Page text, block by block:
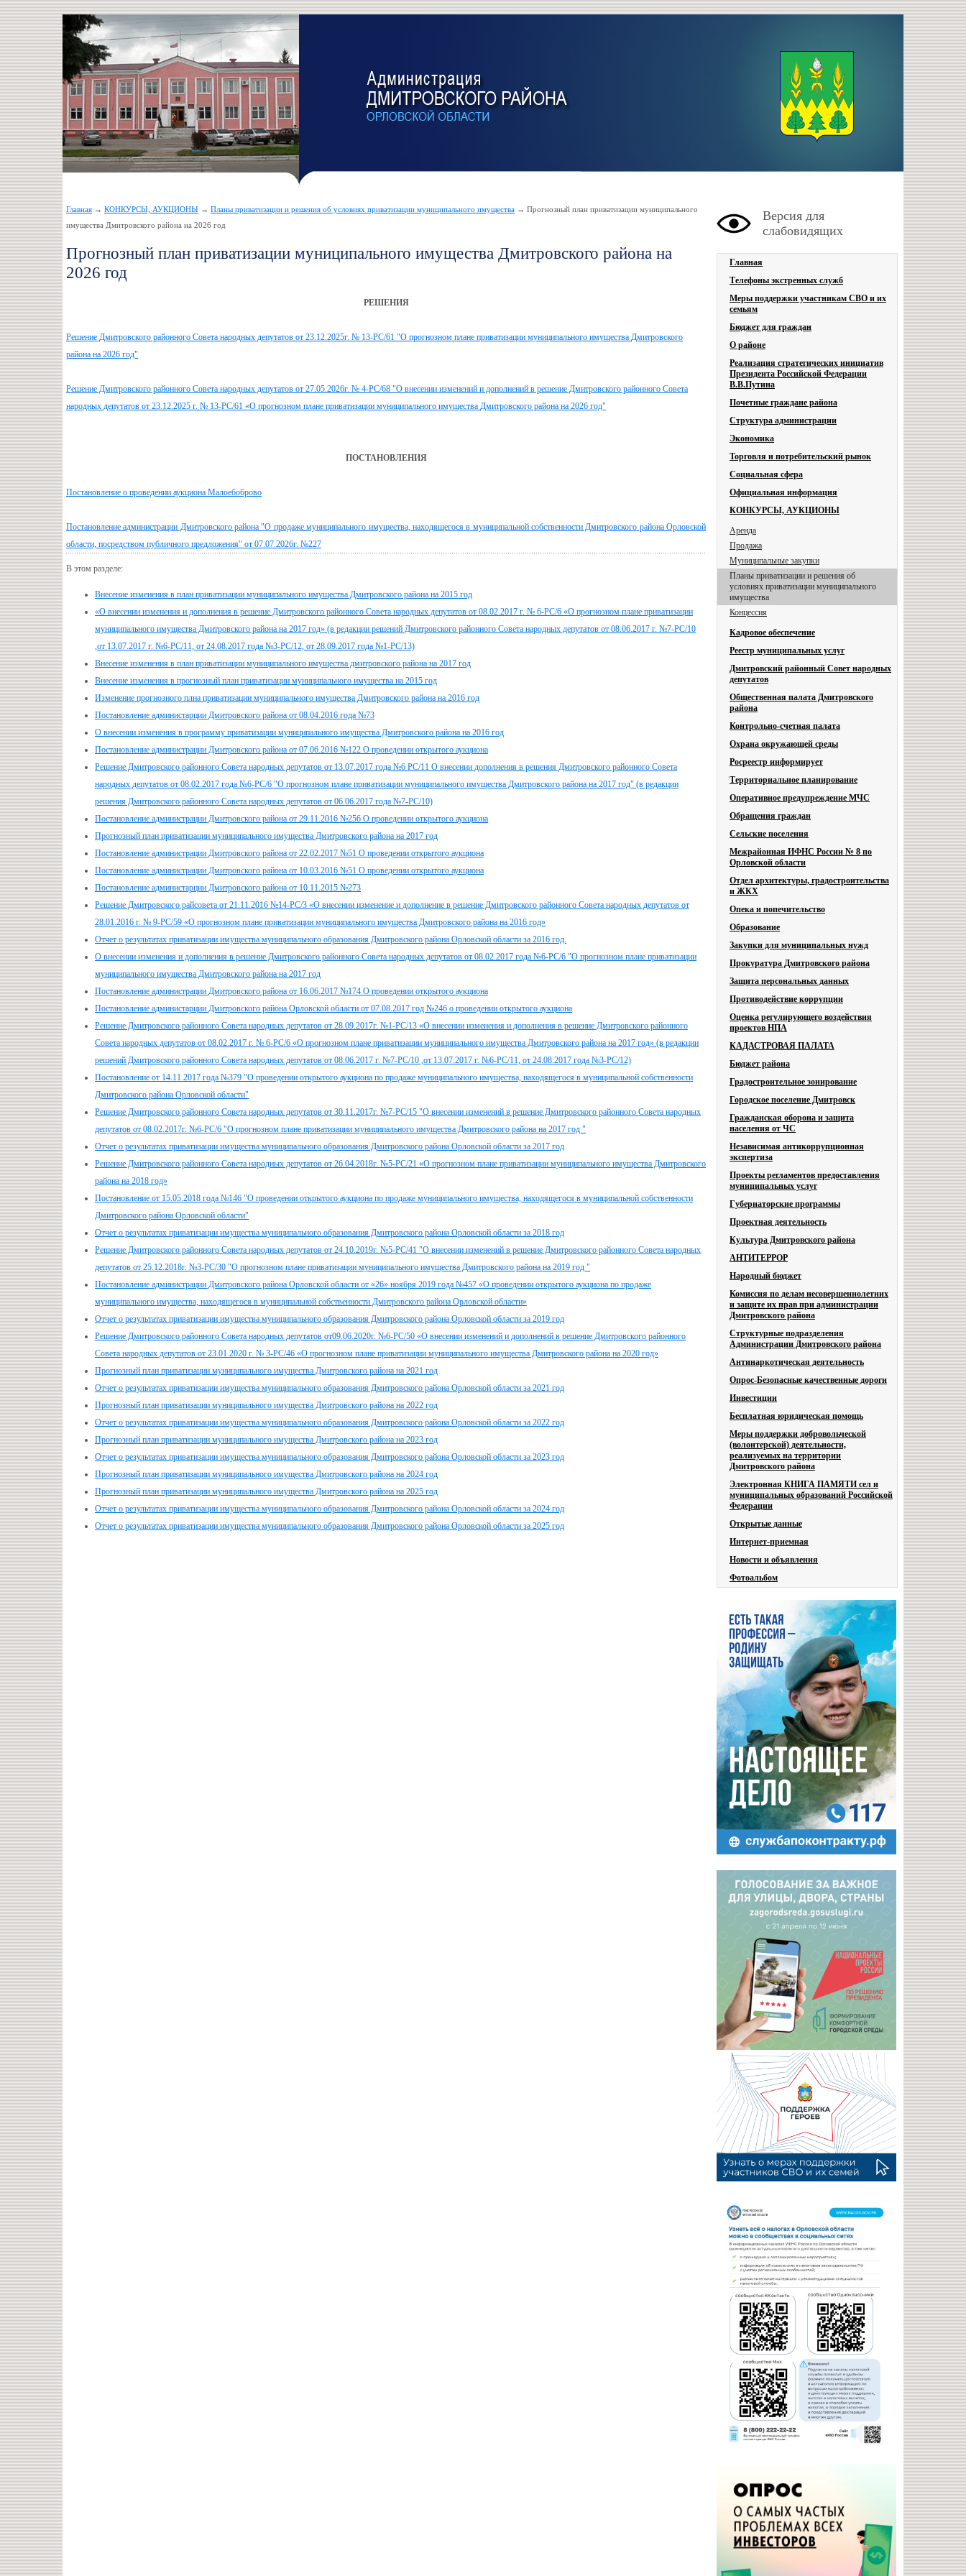
Главная → КОНКУРСЫ, АУКЦИОНЫ → Планы приватизации и решения об условиях приватизации муниципального имущества → Прогнозный план приватизации муниципального
имущества Дмитровского района на 2026 год
Прогнозный план приватизации муниципального имущества Дмитровского района на
2026 год
РЕШЕНИЯ
Решение Дмитровского районного Совета народных депутатов от 23.12.2025г. № 13-РС/61 "О прогнозном плане приватизации муниципального имущества Дмитровского
района на 2026 год"
Решение Дмитровского районного Совета народных депутатов от 27.05.2026г. № 4-РС/68 "О внесении изменений и дополнений в решение Дмитровского районного Совета
народных депутатов от 23.12.2025 г. № 13-РС/61 «О прогнозном плане приватизации муниципального имущества Дмитровского района на 2026 год"
ПОСТАНОВЛЕНИЯ
Постановление о проведении аукциона Малоебоброво
Постановление администрации Дмитровского района "О продаже муниципального имущества, находящегося в муниципальной собственности Дмитровского района Орловской
области, посредством публичного предложения" от 07.07.2026г. №227
В этом разделе:
Внесение изменения в план приватизации муниципального имущества Дмитровского района на 2015 год
«О внесении изменения и дополнения в решение Дмитровского районного Совета народных депутатов от 08.02.2017 г. № 6-РС/6 «О прогнозном плане приватизации
муниципального имущества Дмитровского района на 2017 год» (в редакции решений Дмитровского районного Совета народных депутатов от 08.06.2017 г. №7-РС/10
,от 13.07.2017 г. №6-РС/11, от 24.08.2017 года №3-РС/12, от 28.09.2017 года №1-РС/13)
Внесение изменения в план приватизации муниципального имущества дмитровского района на 2017 год
Внесение изменения в прогнозный план приватизации муниципального имущества на 2015 год
Изменение прогнозного плна приватизации муниципального имущества Дмитровского района на 2016 год
Постановление администарции Дмитровского района от 08.04.2016 года №73
О внесении изменения в программу приватизации муниципального имущества Дмитровского района на 2016 год
Постановление администрации Дмитровского района от 07.06.2016 №122 О проведении открытого аукциона
Решение Дмитровского районного Совета народных депутатов от 13.07.2017 года №6 РС/11 О внесении дополнения в решения Дмитровского районного Совета
народных депутатов от 08.02.2017 года №6-РС/6 "О прогнозном плане приватизации муниципального имущества Дмитровского района на 2017 год" (в редакции
решения Дмитровского районного Совета народных депутатов от 06.06.2017 года №7-РС/10)
Постановление администрации Дмитровского района от 29.11.2016 №256 О проведении открытого аукциона
Прогнозный план приватизации муниципального имущества Дмитровского района на 2017 год
Постановление администрации Дмитровского района от 22.02.2017 №51 О проведении открытого аукциона
Постановление администрации Дмитровского района от 10.03.2016 №51 О проведении открытого аукциона
Постановление администарции Дмитровского района от 10.11.2015 №273
Решение Дмитровского райсовета от 21.11.2016 №14-РС/3 «О внесении изменение и дополнение в решение Дмитровского районного Совета народных депутатов от
28.01.2016 г. № 9-РС/59 «О прогнозном плане приватизации муниципального имущества Дмитровского района на 2016 год»
Отчет о результатах приватизации имущества муниципального образования Дмитровского района Орловской области за 2016 год.
О внесении изменения и дополнения в решение Дмитровского районного Совета народных депутатов от 08.02.2017 года №6-РС/6 "О прогнозном плане приватизации
муниципального имущества Дмитровского района на 2017 год
Постановление администрации Дмитровского района от 16.06.2017 №174 О проведении открытого аукциона
Постановление администарции Дмитровского района Орловской области от 07.08.2017 год №246 о проведении открытого аукциона
Решение Дмитровского районного Совета народных депутатов от 28.09.2017г. №1-РС/13 «О внесении изменения и дополнения в решение Дмитровского районного
Совета народных депутатов от 08.02.2017 г. № 6-РС/6 «О прогнозном плане приватизации муниципального имущества Дмитровского района на 2017 год» (в редакции
решений Дмитровского районного Совета народных депутатов от 08.06.2017 г. №7-РС/10 ,от 13.07.2017 г. №6-РС/11, от 24.08.2017 года №3-РС/12)
Постановление от 14.11.2017 года №379 "О проведении открытого аукциона по продаже муниципального имущества, находящегося в муниципальной собственности
Дмитровского района Орловской области"
Решение Дмитровского районного Совета народных депутатов от 30.11.2017г. №7-РС/15 "О внесении изменений в решение Дмитровского районного Совета народных
депутатов от 08.02.2017г. №6-РС/6 "О прогнозном плане приватизации муниципального имущества Дмитровского района на 2017 год "
Отчет о результатах приватизации имущества муниципального образования Дмитровского района Орловской области за 2017 год
Решение Дмитровского районного Совета народных депутатов от 26.04.2018г. №5-РС/21 «О прогнозном плане приватизации муниципального имущества Дмитровского
района на 2018 год»
Постановление от 15.05.2018 года №146 "О проведении открытого аукциона по продаже муниципального имущества, находящегося в муниципальной собственности
Дмитровского района Орловской области"
Отчет о результатах приватизации имущества муниципального образования Дмитровского района Орловской области за 2018 год
Решение Дмитровского районного Совета народных депутатов от 24.10.2019г. №5-РС/41 "О внесении изменений в решение Дмитровского районного Совета народных
депутатов от 25.12.2018г. №3-РС/30 "О прогнозном плане приватизации муниципального имущества Дмитровского района на 2019 год "
Постановление администрации Дмитровского района Орловской области от «26» ноября 2019 года №457 «О проведении открытого аукциона по продаже
муниципального имущества, находящегося в муниципальной собственности Дмитровского района Орловской области»
Отчет о результатах приватизации имущества муниципального образования Дмитровского района Орловской области за 2019 год
Решение Дмитровского районного Совета народных депутатов от09.06.2020г. №6-РС/50 «О внесении изменений и дополнений в решение Дмитровского районного
Совета народных депутатов от 23.01.2020 г. № 3-РС/46 «О прогнозном плане приватизации муниципального имущества Дмитровского района на 2020 год»
Прогнозный план приватизации муниципального имущества Дмитровского района на 2021 год
Отчет о результатах приватизации имущества муниципального образования Дмитровского района Орловской области за 2021 год
Прогнозный план приватизации муниципального имущества Дмитровского района на 2022 год
Отчет о результатах приватизации имущества муниципального образования Дмитровского района Орловской области за 2022 год
Прогнозный план приватизации муниципального имущества Дмитровского района на 2023 год
Отчет о результатах приватизации имущества муниципального образования Дмитровского района Орловской области за 2023 год
Прогнозный план приватизации муниципального имущества Дмитровского района на 2024 год
Прогнозный план приватизации муниципального имущества Дмитровского района на 2025 год
Отчет о результатах приватизации имущества муниципального образования Дмитровского района Орловской области за 2024 год
Отчет о результатах приватизации имущества муниципального образования Дмитровского района Орловской области за 2025 год
Версия для
слабовидящих
Главная
Телефоны экстренных служб
Меры поддержки участникам СВО и их
семьям
Бюджет для граждан
О районе
Реализация стратегических инициатив
Президента Российской Федерации
В.В.Путина
Почетные граждане района
Структура администрации
Экономика
Торговля и потребительский рынок
Социальная сфера
Официальная информация
КОНКУРСЫ, АУКЦИОНЫ
Аренда
Продажа
Муниципальные закупки
Планы приватизации и решения об
условиях приватизации муниципального
имущества
Концессия
Кадровое обеспечение
Реестр муниципальных услуг
Дмитровский районный Совет народных
депутатов
Общественная палата Дмитровского
района
Контрольно-счетная палата
Охрана окружающей среды
Росреестр информирует
Территориальное планирование
Оперативное предупреждение МЧС
Обращения граждан
Сельские поселения
Межрайонная ИФНС России № 8 по
Орловской области
Отдел архитектуры, градостроительства
и ЖКХ
Опека и попечительство
Образование
Закупки для муниципальных нужд
Прокуратура Дмитровского района
Защита персональных данных
Противодействие коррупции
Оценка регулирующего воздействия
проектов НПА
КАДАСТРОВАЯ ПАЛАТА
Бюджет района
Градостроительное зонирование
Городское поселение Дмитровск
Гражданская оборона и защита
населения от ЧС
Независимая антикоррупционная
экспертиза
Проекты регламентов предоставления
муниципальных услуг
Губернаторские программы
Проектная деятельность
Культура Дмитровского района
АНТИТЕРРОР
Народный бюджет
Комиссия по делам несовершеннолетних
и защите их прав при администрации
Дмитровского района
Структурные подразделения
Администрации Дмитровского района
Антинаркотическая деятельность
Опрос-Безопасные качественные дороги
Инвестиции
Бесплатная юридическая помощь
Меры поддержки добровольческой
(волонтерской) деятельности,
реализуемых на территории
Дмитровского района
Электронная КНИГА ПАМЯТИ сел и
муниципальных образований Российской
Федерации
Открытые данные
Интернет-приемная
Новости и объявления
Фотоальбом